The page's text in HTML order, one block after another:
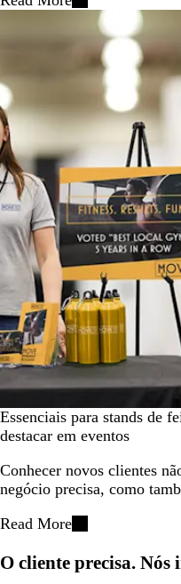
Essenciais para stands de
destacar em eventos
Conhecer novos clientes
negócio precisa, como
Read More
O cliente precisa.